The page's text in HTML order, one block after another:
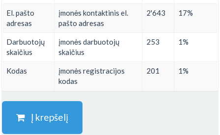
El. pašto
adresas
įmonės kontaktinis el.
pašto adresas
2'643 17%
Darbuotojų
skaičius
įmonės darbuotojų
skaičius
253 1%
Kodas
įmonės registracijos
kodas
201 1%
Į krepšelį